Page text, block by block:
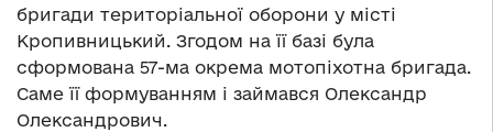
бригади територіальної оборони у місті
Кропивницький. Згодом на її базі була
сформована 57-ма окрема мотопіхотна бригада.
Саме її формуванням і займався Олександр
Олександрович.